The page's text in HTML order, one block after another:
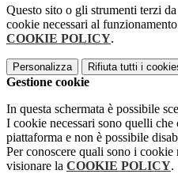
Questo sito o gli strumenti terzi
cookie necessari al
COOKIE POLICY.
Personalizza Rifiuta tutti i
Gestione cookie
In questa schermata è possibile
I cookie necessari sono quelli
piattaforma e non è possibile
Per conoscere quali sono i
visionare la COOKIE POLICY.